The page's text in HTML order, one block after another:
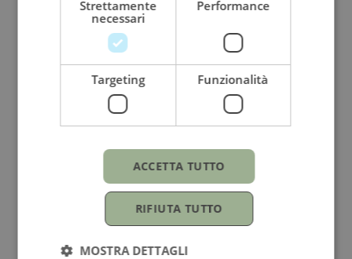
ECHO PALUMBO & GIGANTE
Orecchini scudo sole
1.300,00
Strettamente
necessari
Performance
Targeting Funzionalità
ACCETTA TUTTO
RIFIUTA TUTTO
MOSTRA DETTAGLI